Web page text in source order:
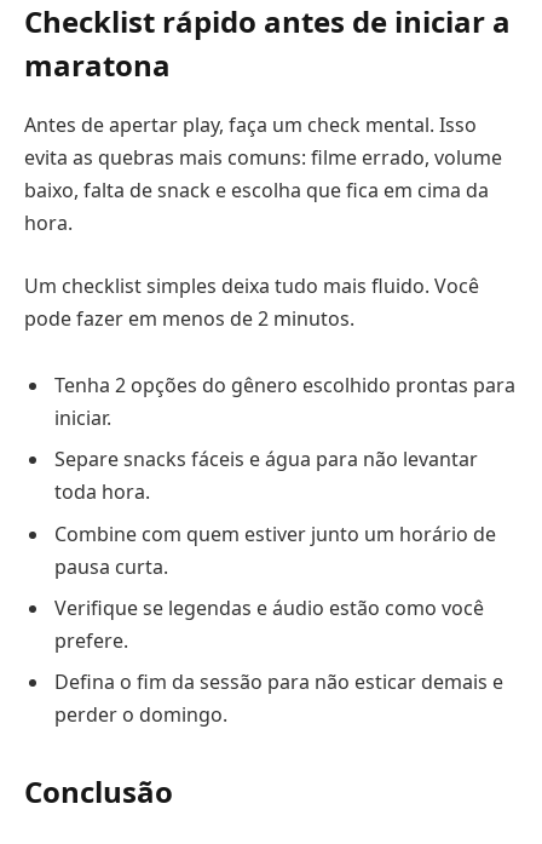
Checklist rápido antes de iniciar a
maratona
Antes de apertar play, faça um check mental. Isso
evita as quebras mais comuns: filme errado, volume
baixo, falta de snack e escolha que fica em cima da
hora.
Um checklist simples deixa tudo mais fluido. Você
pode fazer em menos de 2 minutos.
Tenha 2 opções do gênero escolhido prontas para
iniciar.
Separe snacks fáceis e água para não levantar
toda hora.
Combine com quem estiver junto um horário de
pausa curta.
Verifique se legendas e áudio estão como você
prefere.
Defina o fim da sessão para não esticar demais e
perder o domingo.
Conclusão